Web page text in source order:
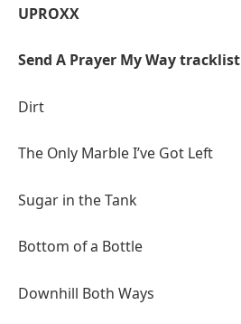
UPROXX
Send A Prayer My Way tracklist
Dirt
The Only Marble I’ve Got Left
Sugar in the Tank
Bottom of a Bottle
Downhill Both Ways